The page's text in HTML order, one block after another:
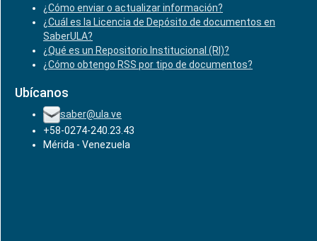
¿Cómo enviar o actualizar información?
¿Cuál es la Licencia de Depósito de documentos en
SaberULA?
¿Qué es un Repositorio Institucional (RI)?
¿Cómo obtengo RSS por tipo de documentos?
Ubícanos
saber@ula.ve
+58-0274-240.23.43
Mérida - Venezuela